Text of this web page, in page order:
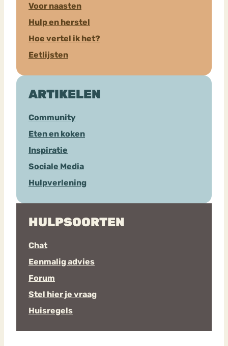
Voor naasten
Hulp en herstel
Hoe vertel ik het?
Eetlijsten
ARTIKELEN
Community
Eten en koken
Inspiratie
Sociale Media
Hulpverlening
HULPSOORTEN
Chat
Eenmalig advies
Forum
Stel hier je vraag
Huisregels